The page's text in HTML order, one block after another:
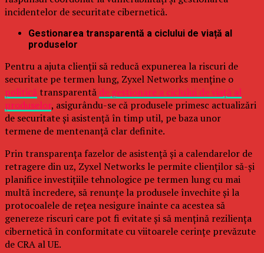
incidentelor de securitate cibernetică.
Gestionarea transparentă a ciclului de viață al
produselor
Pentru a ajuta clienții să reducă expunerea la riscuri de
securitate pe termen lung, Zyxel Networks menține o
politică transparentă de gestionare a ciclului de viață al
produselor, asigurându-se că produsele primesc actualizări
de securitate și asistență în timp util, pe baza unor
termene de mentenanță clar definite.
Prin transparența fazelor de asistență și a calendarelor de
retragere din uz, Zyxel Networks le permite clienților să-și
planifice investițiile tehnologice pe termen lung cu mai
multă încredere, să renunțe la produsele învechite și la
protocoalele de rețea nesigure înainte ca acestea să
genereze riscuri care pot fi evitate și să mențină reziliența
cibernetică în conformitate cu viitoarele cerințe prevăzute
de CRA al UE.